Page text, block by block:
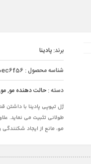
برند:پادینا
شناسه محصول :
دسته :حالت دهنده مو,مو
ژل تیوپی پادینا با داشتن
طولانی تثبیت می نماید.
مو، مانع از ایجاد